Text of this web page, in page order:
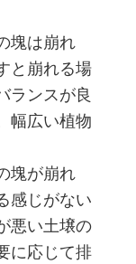
塊は崩れ
と崩れる場
ランスが良
幅広い植物
塊が崩れ
感じがない
悪い土壌の
に応じて排